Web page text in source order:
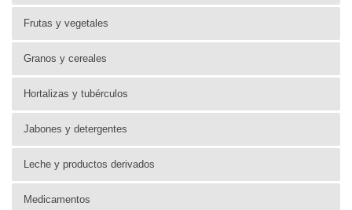
Frutas y vegetales
Granos y cereales
Hortalizas y tubérculos
Jabones y detergentes
Leche y productos derivados
Medicamentos